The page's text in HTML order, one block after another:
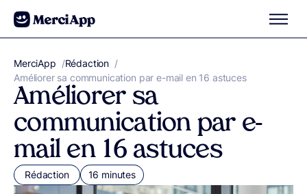
Aller au contenu
MerciApp correcteur orthographe
/Rédaction /
Améliorer sa communication par e-mail en 16 astuces
Améliorer sa
communication par e-
mail en 16 astuces
Rédaction 16 minutes